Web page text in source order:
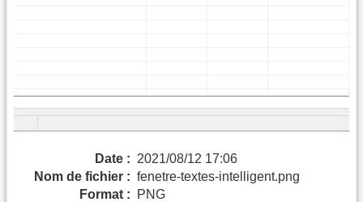
Date : 2021/08/12 17:06
Nom de fichier : fenetre-textes-intelligent.png
Format :
PNG